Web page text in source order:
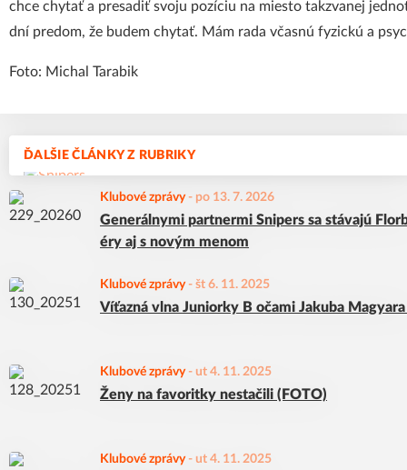
ĎALŠIE ČLÁNKY Z RUBRIKY
Klubové zprávy- po 13. 7. 2026
Generálnymi partnermi Snipers sa stávajú
éry aj s novým menom
Klubové zprávy- št 6. 11. 2025
Víťazná vlna Juniorky B očami Jakuba
Klubové zprávy- ut 4. 11. 2025
Ženy na favoritky nestačili (FOTO)
Klubové zprávy- ut 4. 11. 2025
chce chytať a presadiť svoju pozíciu na miesto takzvanej
dní predom, že budem chytať. Mám rada včasnú fyzickú a
Foto: Michal Tarabik